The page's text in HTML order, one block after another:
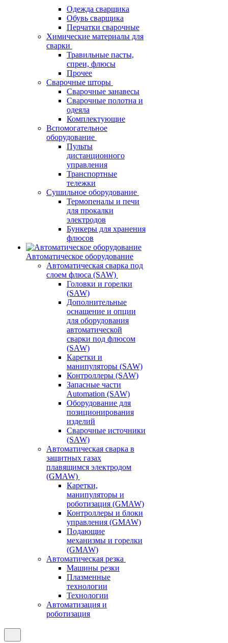
Одежда сварщика
Обувь сварщика
Перчатки сварочные
Химические материалы для
сварки
Травильные пасты,
спреи, флюсы
Прочее
Сварочные шторы
Сварочные занавесы
Сварочные полотна и
одеяла
Комплектующие
Вспомогательное
оборудование
Пульты
дистанционного
управления
Транспортные
тележки
Сушильное оборудование
Термопеналы и печи
для прокалки
электродов
Бункеры для хранения
флюсов
Автоматическое оборудование
Автоматическая сварка под
слоем флюса (SAW)
Головки и горелки
(SAW)
Дополнительные
оснащение и опции
для оборудования
автоматической
сварки под флюсом
(SAW)
Каретки и
манипуляторы (SAW)
Контроллеры (SAW)
Запасные части
Automation (SAW)
Оборудование для
позиционирования
изделий
Сварочные источники
(SAW)
Автоматическая сварка в
защитных газах
плавящимся электродом
(GMAW)
Каретки,
манипуляторы и
роботизация (GMAW)
Контроллеры и блоки
управления (GMAW)
Подающие
механизмы и горелки
(GMAW)
Автоматическая резка
Машины резки
Плазменные
технологии
Технологии
Автоматизация и
роботизация